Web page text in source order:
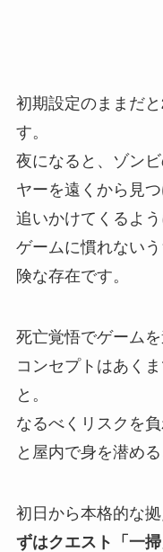
初期設定のままだと
す。
夜になると、ゾン
ヤーを遠くから見
追いかけてくるよう
ゲームに慣れない
険な存在です。
死亡覚悟でゲーム
コンセプトはあく
と。
なるべくリスクを
と屋内で身を潜め
初日から本格的な
ずはクエスト「一